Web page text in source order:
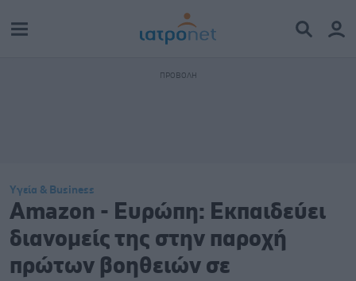
Υγεία & Business
Amazon - Ευρώπη: Εκπαιδεύει
διανομείς της στην παροχή
πρώτων βοηθειών σε